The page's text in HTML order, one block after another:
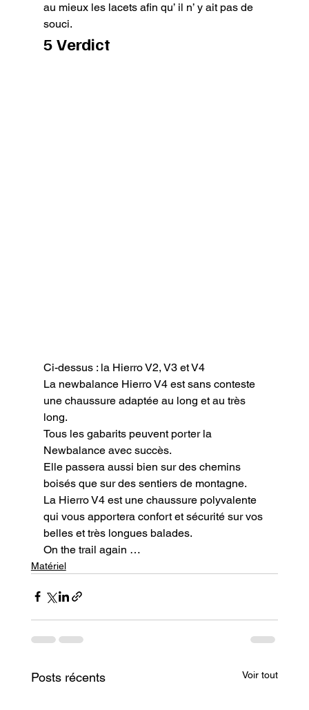
au mieux les lacets afin qu’ il n’ y ait pas de
souci.
5 Verdict
Ci-dessus : la Hierro V2, V3 et V4
La newbalance Hierro V4 est sans conteste
une chaussure adaptée au long et au très
long.
Tous les gabarits peuvent porter la
Newbalance avec succès.
Elle passera aussi bien sur des chemins
boisés que sur des sentiers de montagne.
La Hierro V4 est une chaussure polyvalente
qui vous apportera confort et sécurité sur vos
belles et très longues balades.
On the trail again …
Matériel
Posts récents Voir tout